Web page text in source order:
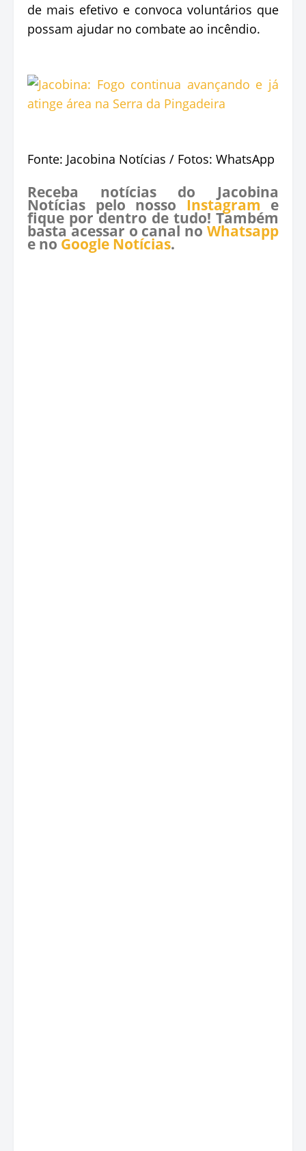
de mais efetivo e convoca voluntários que
possam ajudar no combate ao incêndio.
Fonte: Jacobina Notícias / Fotos: WhatsApp
Receba notícias do Jacobina
Notícias pelo nosso Instagram e
fique por dentro de tudo! Também
basta acessar o canal no Whatsapp
e no Google Notícias.